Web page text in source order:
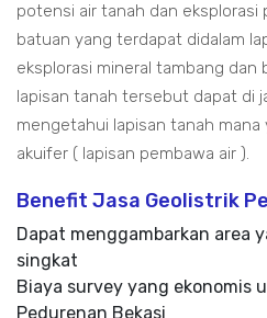
potensi air tanah dan
batuan yang terdapat didalam
eksplorasi mineral tambang dan
lapisan tanah tersebut dapat di
mengetahui lapisan tanah
akuifer ( lapisan pembawa air ).
Benefit Jasa Geolistrik
Dapat menggambarkan area
singkat
Biaya survey yang ekonomis
Pedurenan Bekasi